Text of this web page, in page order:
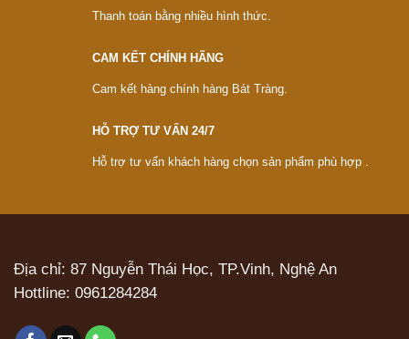
Thanh toán bằng nhiều hình thức.
CAM KẾT CHÍNH HÃNG
Cam kết hàng chính hàng Bát Tràng.
HỖ TRỢ TƯ VẤN 24/7
Hỗ trợ tư vấn khách hàng chọn sản phẩm phù hợp .
Địa chỉ: 87 Nguyễn Thái Học, TP.Vinh, Nghệ An
Hottline: 0961284284